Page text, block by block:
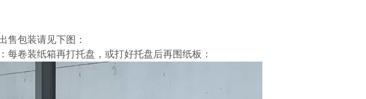
售包装请见下图：
每卷装纸箱再打托盘，或打好托盘后再围纸板：